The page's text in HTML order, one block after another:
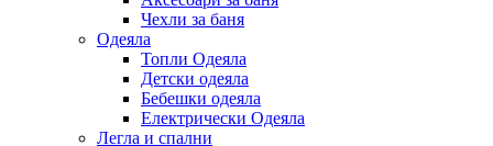
Чехли за баня
Одеяла
Топли Одеяла
Детски одеяла
Бебешки одеяла
Електрически Одеяла
Легла и спални